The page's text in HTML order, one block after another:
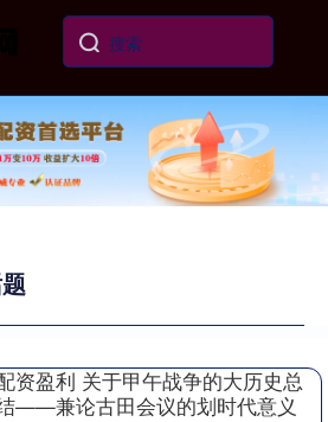
资盈利 关于甲午战争的大历史总
——兼论古田会议的划时代意义